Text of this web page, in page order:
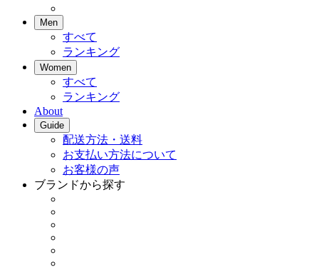
Men
すべて
ランキング
Women
すべて
ランキング
About
Guide
配送方法・送料
お支払い方法について
お客様の声
ブランドから探す